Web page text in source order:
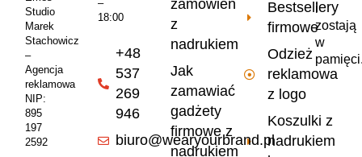
i
zostają
w
Bestsellery
firmowe
Odzież
reklamowa
z logo
Koszulki z
nadrukiem
zamówień
z
nadrukiem
Jak
zamawiać
gadżety
firmowe z
nadrukiem
–
18:00
+48
537
269
946
biuro@wearyourbrand.pl
Studio
Marek
Stachowicz
–
Agencja
reklamowa
NIP:
895
197
2592